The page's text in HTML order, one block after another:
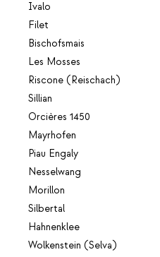
Ivalo
Filet
Bischofsmais
Les Mosses
Riscone (Reischach)
Sillian
Orcières 1450
Mayrhofen
Piau Engaly
Nesselwang
Morillon
Silbertal
Hahnenklee
Wolkenstein (Selva)